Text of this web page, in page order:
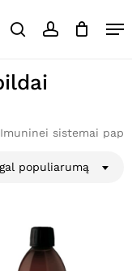
searchaccountCart
Imuninei sistemai
populiarumą
Close